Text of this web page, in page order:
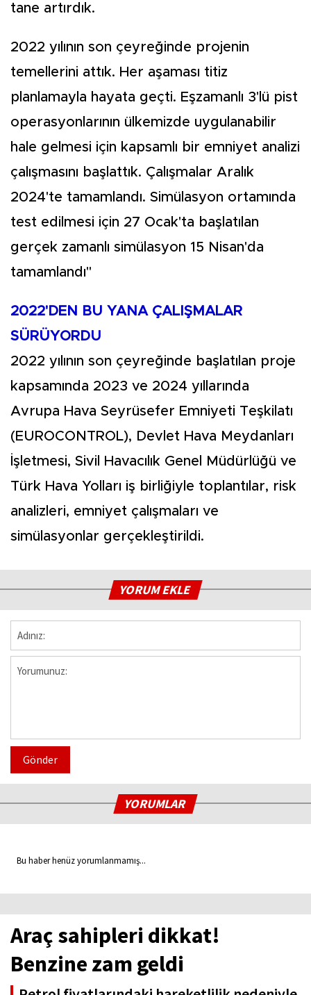
tane artırdık.
2022 yılının son çeyreğinde projenin
temellerini attık. Her aşaması titiz
planlamayla hayata geçti. Eşzamanlı 3'lü pist
operasyonlarının ülkemizde uygulanabilir
hale gelmesi için kapsamlı bir emniyet analizi
çalışmasını başlattık. Çalışmalar Aralık
2024'te tamamlandı. Simülasyon ortamında
test edilmesi için 27 Ocak'ta başlatılan
gerçek zamanlı simülasyon 15 Nisan'da
tamamlandı"
2022'DEN BU YANA ÇALIŞMALAR
SÜRÜYORDU
2022 yılının son çeyreğinde başlatılan proje
kapsamında 2023 ve 2024 yıllarında
Avrupa Hava Seyrüsefer Emniyeti Teşkilatı
(EUROCONTROL), Devlet Hava Meydanları
İşletmesi, Sivil Havacılık Genel Müdürlüğü ve
Türk Hava Yolları iş birliğiyle toplantılar, risk
analizleri, emniyet çalışmaları ve
simülasyonlar gerçekleştirildi.
YORUM EKLE
Gönder
YORUMLAR
Bu haber henüz yorumlanmamış...
Araç sahipleri dikkat!
Benzine zam geldi